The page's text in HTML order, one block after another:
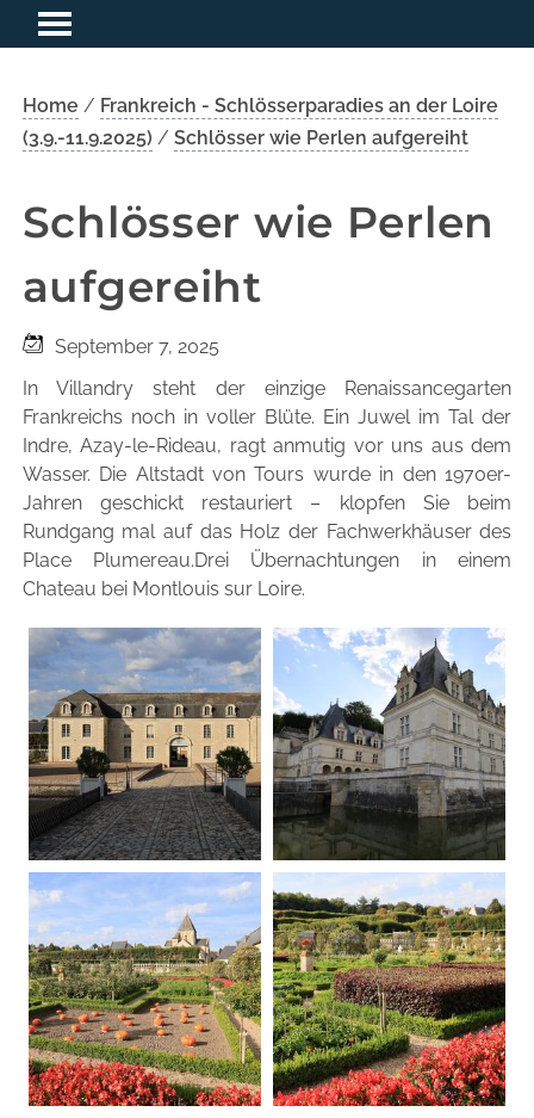
Home / Frankreich - Schlösserparadies an der Loire
(3.9.-11.9.2025) / Schlösser wie Perlen aufgereiht
Schlösser wie Perlen
aufgereiht
September 7, 2025
In Villandry steht der einzige Renaissancegarten
Frankreichs noch in voller Blüte. Ein Juwel im Tal der
Indre, Azay-le-Rideau, ragt anmutig vor uns aus dem
Wasser. Die Altstadt von Tours wurde in den 1970er-
Jahren geschickt restauriert – klopfen Sie beim
Rundgang mal auf das Holz der Fachwerkhäuser des
Place Plumereau.Drei Übernachtungen in einem
Chateau bei Montlouis sur Loire.
20250907082651-00 20250907084337-00